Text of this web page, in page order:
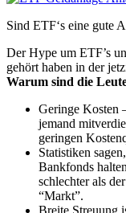
Sind ETF‘s eine gute
Der Hype um ETF’s
gehört haben in der
Warum sind die
Geringe Kosten
jemand
geringen
Statistiken
Bankfonds
schlechter als
“Markt”.
Breite Streuung